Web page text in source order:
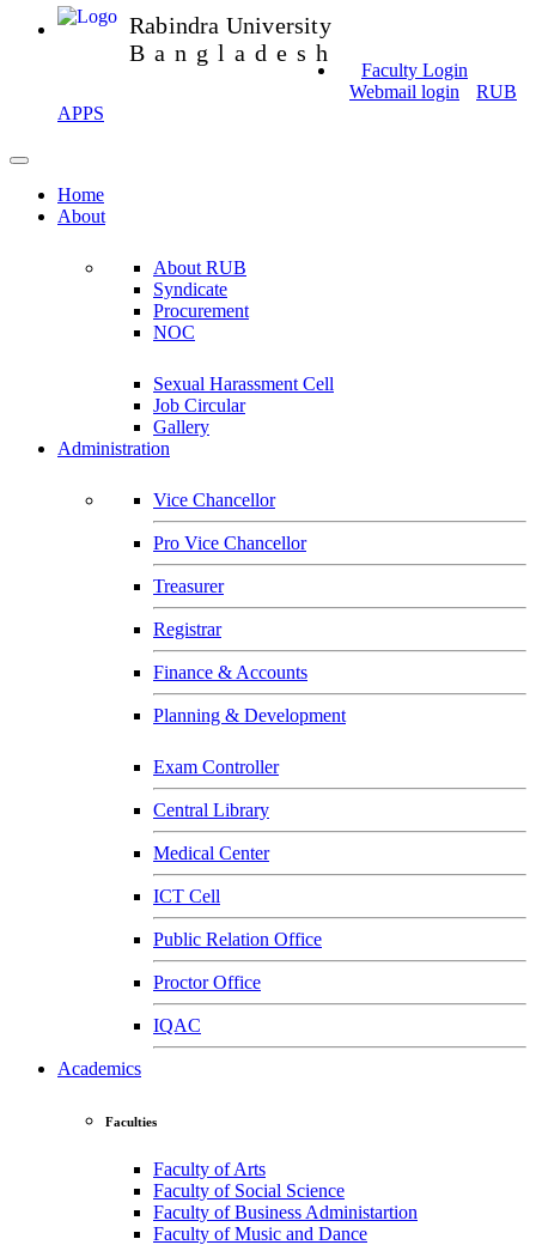
Rabindra University
Bangladesh
Faculty Login
Webmail login
RUB
APPS
Home
About
About RUB
Syndicate
Procurement
NOC
Sexual Harassment Cell
Job Circular
Gallery
Administration
Vice Chancellor
Pro Vice Chancellor
Treasurer
Registrar
Finance & Accounts
Planning & Development
Exam Controller
Central Library
Medical Center
ICT Cell
Public Relation Office
Proctor Office
IQAC
Academics
Faculties
Faculty of Arts
Faculty of Social Science
Faculty of Business Administartion
Faculty of Music and Dance